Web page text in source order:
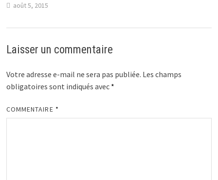
août 5, 2015
Laisser un commentaire
Votre adresse e-mail ne sera pas publiée. Les champs
obligatoires sont indiqués avec *
COMMENTAIRE *